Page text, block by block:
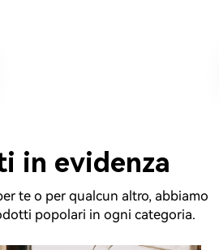
in evidenza
te o per qualcun altro, abbiamo
popolari in ogni categoria.